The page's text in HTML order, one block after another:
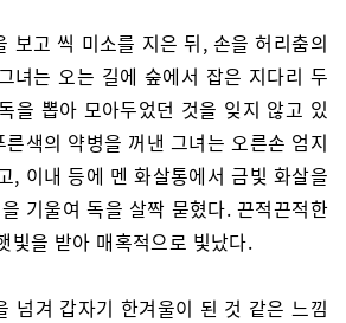
보고 씩 미소를 지은 뒤, 손을 허리춤의
녀는 오는 길에 숲에서 잡은 지다리 두
을 뽑아 모아두었던 것을 잊지 않고 있
색의 약병을 꺼낸 그녀는 오른손 엄지
, 이내 등에 멘 화살통에서 금빛 화살을
기울여 독을 살짝 묻혔다. 끈적끈적한
빛을 받아 매혹적으로 빛났다.
넘겨 갑자기 한겨울이 된 것 같은 느낌